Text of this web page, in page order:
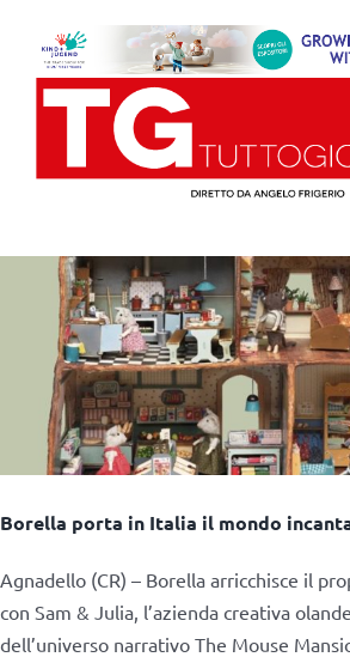
contenuto
Borella porta in Italia il mondo
Agnadello (CR) – Borella arricchisce il
con Sam & Julia, l’azienda creativa
dell’universo narrativo The Mouse